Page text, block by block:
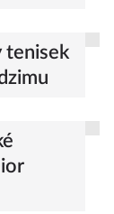
tenisek